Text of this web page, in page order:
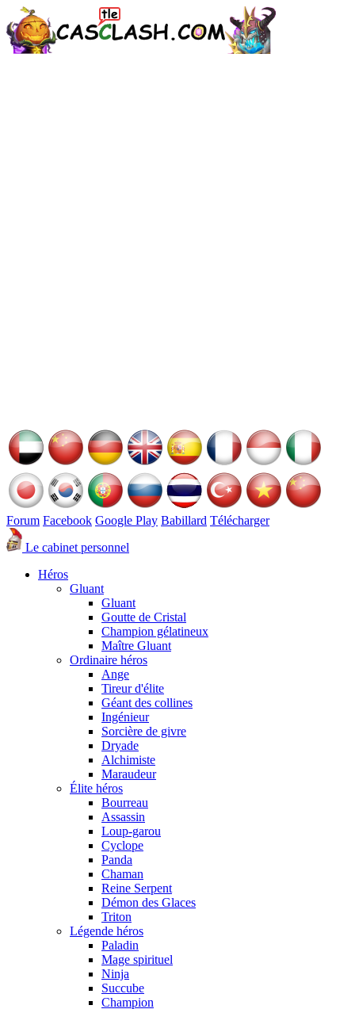
Forum Facebook Google Play Babillard Télécharger
Le cabinet personnel
Héros
Gluant
Gluant
Goutte de Cristal
Champion gélatineux
Maître Gluant
Ordinaire héros
Ange
Tireur d'élite
Géant des collines
Ingénieur
Sorcière de givre
Dryade
Alchimiste
Maraudeur
Élite héros
Bourreau
Assassin
Loup-garou
Cyclope
Panda
Chaman
Reine Serpent
Démon des Glaces
Triton
Légende héros
Paladin
Mage spirituel
Ninja
Succube
Champion